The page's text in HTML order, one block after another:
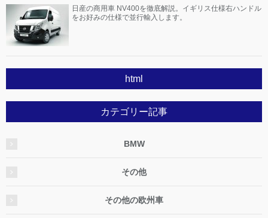
日産の商用車 NV400を徹底解説。イギリス仕様右ハンドル
をお好みの仕様で並行輸入します。
html
カテゴリー記事
BMW
その他
その他の欧州車